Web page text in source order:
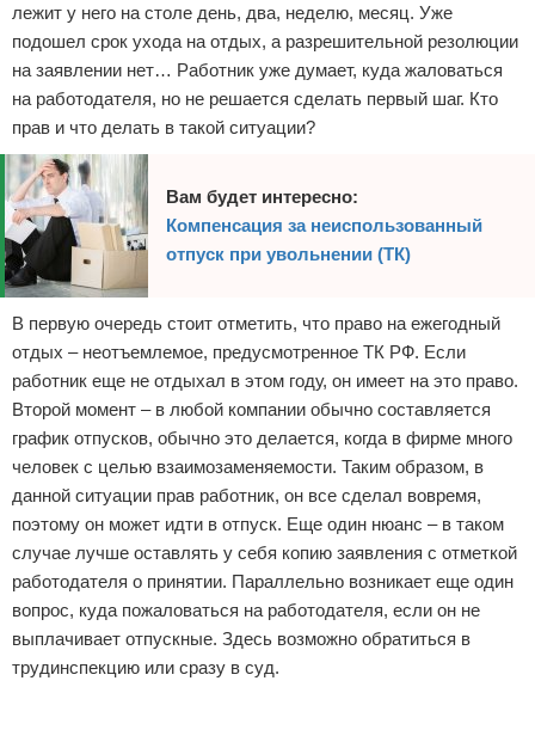
лежит у него на столе день, два, неделю, месяц. Уже
подошел срок ухода на отдых, а разрешительной резолюции
на заявлении нет… Работник уже думает, куда жаловаться
на работодателя, но не решается сделать первый шаг. Кто
прав и что делать в такой ситуации?
Вам будет интересно:
Компенсация за неиспользованный
отпуск при увольнении (ТК)
В первую очередь стоит отметить, что право на ежегодный
отдых – неотъемлемое, предусмотренное ТК РФ. Если
работник еще не отдыхал в этом году, он имеет на это право.
Второй момент – в любой компании обычно составляется
график отпусков, обычно это делается, когда в фирме много
человек с целью взаимозаменяемости. Таким образом, в
данной ситуации прав работник, он все сделал вовремя,
поэтому он может идти в отпуск. Еще один нюанс – в таком
случае лучше оставлять у себя копию заявления с отметкой
работодателя о принятии. Параллельно возникает еще один
вопрос, куда пожаловаться на работодателя, если он не
выплачивает отпускные. Здесь возможно обратиться в
трудинспекцию или сразу в суд.